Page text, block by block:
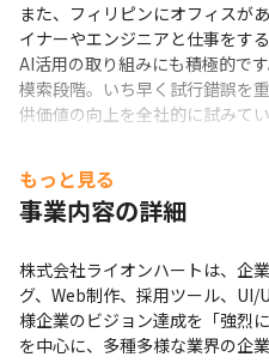
また、フィリピンにオフィスが
イナーやエンジニアと仕事をす
AI活用の取り組みにも積極的で
模索段階。いち早く試行錯誤を
供価値の向上を全社的に試みてい
化し、世の中的なAIクオリティ
を使って、たとえば、お客様事
とを考えています。
もっと見る
事業内容の詳細
株式会社ライオンハートは、企
グ、Web制作、採用ツール、UI/
様企業のビジョン達成を「強烈
を中心に、多種多様な業界の企